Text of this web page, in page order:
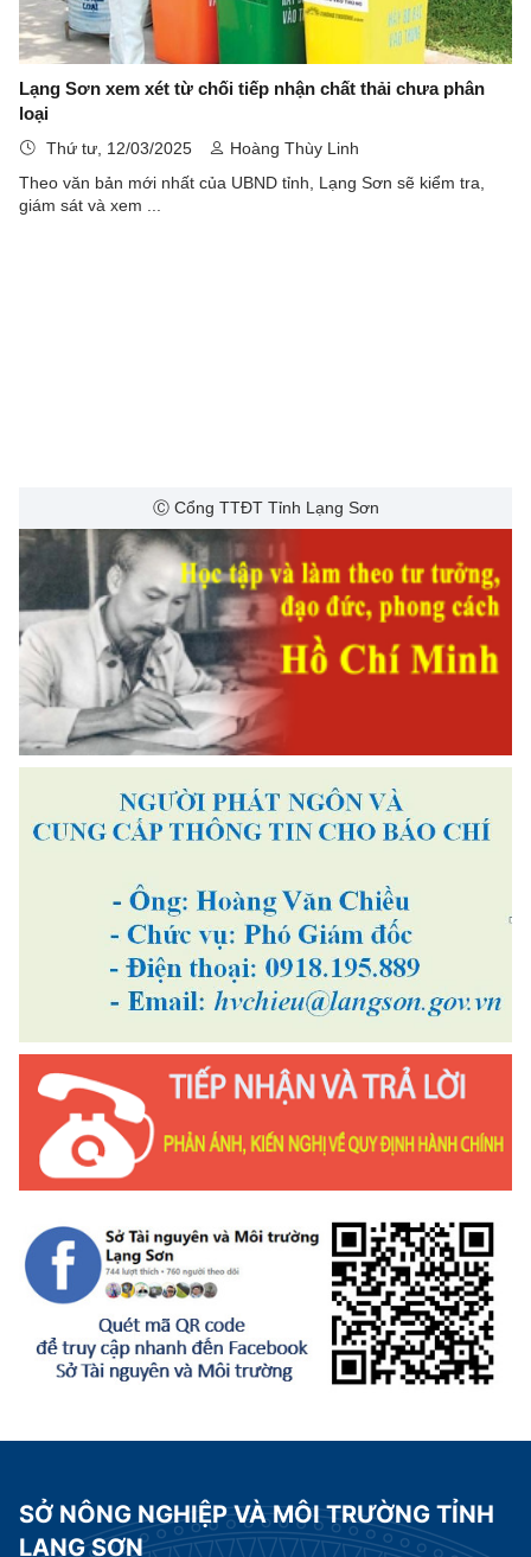
Lạng Sơn xem xét từ chối tiếp nhận chất thải chưa phân
loại
Thứ tư, 12/03/2025
Hoàng Thùy Linh
Theo văn bản mới nhất của UBND tỉnh, Lạng Sơn sẽ kiểm tra,
giám sát và xem ...
Ⓒ Cổng TTĐT Tỉnh Lạng Sơn
SỞ NÔNG NGHIỆP VÀ MÔI TRƯỜNG TỈNH
LẠNG SƠN